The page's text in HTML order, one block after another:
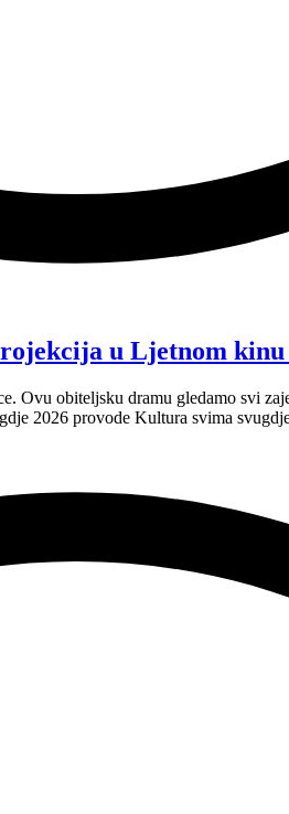
u Ljetnom kinu
Ovu obiteljsku dramu gledamo svi
2026 provode Kultura svima